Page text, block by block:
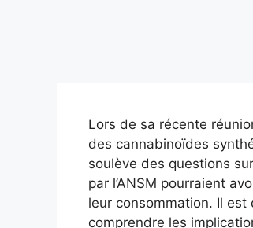
Lors de sa récente
des cannabinoïdes
soulève des questions
par l’ANSM pourraient
leur consommation. Il
comprendre les